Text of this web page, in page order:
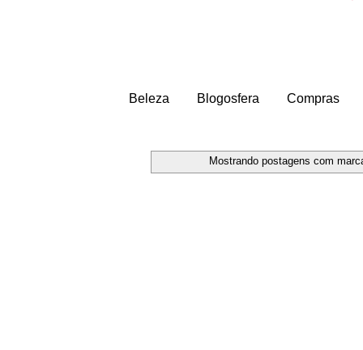
Beleza Blogosfera Compras
Mostrando postagens com